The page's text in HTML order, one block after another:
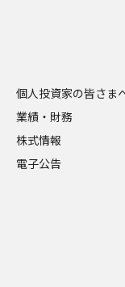
個人投資家の皆さま
業績・財務
株式情報
電子公告